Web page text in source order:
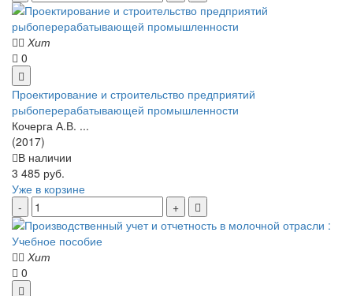
Хит
0
Проектирование и строительство предприятий
рыбоперерабатывающей промышленности
Кочерга А.В. ...
(2017)
В наличии
3 485 руб.
Уже в корзине
Хит
0